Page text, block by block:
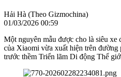
Hải Hà (Theo Gizmochina)
01/03/2026 00:59
Một nguyên mẫu được cho là siêu xe
của Xiaomi vừa xuất hiện trên
trước thềm Triển lãm Di động Thế